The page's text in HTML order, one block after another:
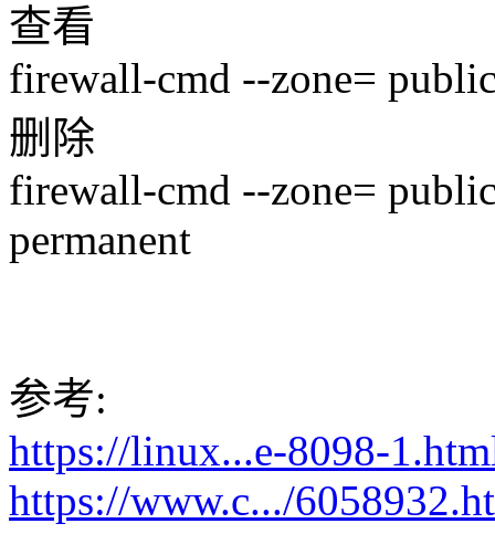
查看
firewall-cmd --zone=
删除
firewall-cmd --zone=
permanent
参考:
https://linux...e-8098-
https://www.c.../